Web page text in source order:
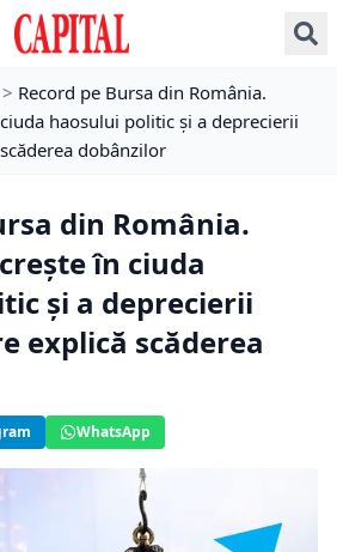
> Record pe Bursa din România.
haosului politic și a deprecierii
dobânzilor
din România.
în ciuda
și a deprecierii
explică scăderea
WhatsApp